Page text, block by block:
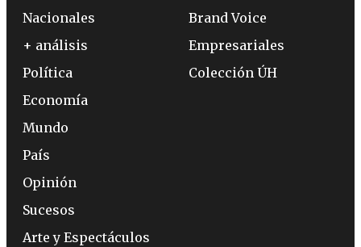
Nacionales
+ análisis
Política
Economía
Mundo
País
Opinión
Sucesos
Arte y Espectáculos
Brand Voice
Empresariales
Colección ÚH